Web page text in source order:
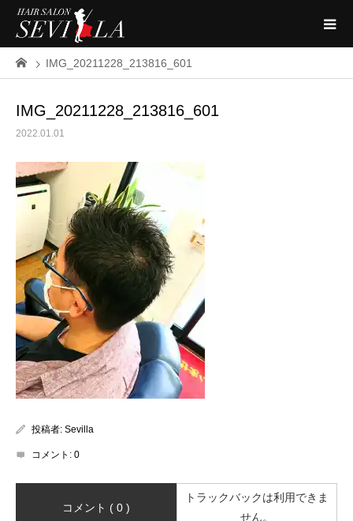
IMG_20211228_213816_601
IMG_20211228_213816_601
2022.01.01
投稿者: Sevilla
コメント: 0
コメント ( 0 )
トラックバックは利用できま
せん。